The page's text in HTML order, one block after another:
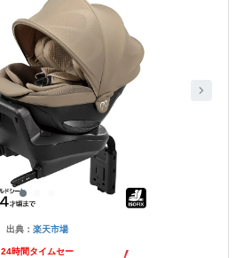
出典： 楽天市場
24時間タイムセー